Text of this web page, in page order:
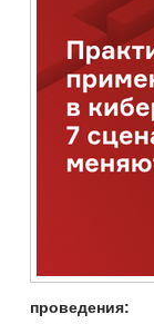
проведения: